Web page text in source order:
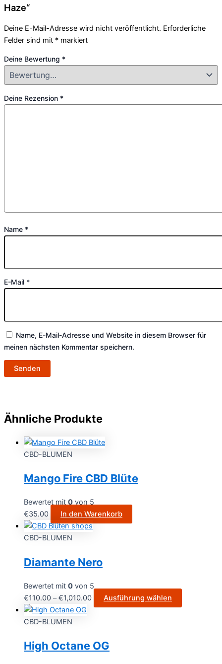
Haze“
Deine E-Mail-Adresse wird nicht veröffentlicht. Erforderliche
Felder sind mit * markiert
Deine Bewertung *
Deine Rezension *
Name *
E-Mail *
Name, E-Mail-Adresse und Website in diesem Browser für
meinen nächsten Kommentar speichern.
Ähnliche Produkte
CBD-BLUMEN
Mango Fire CBD Blüte
Bewertet mit 0 von 5
€35.00 In den Warenkorb
CBD-BLUMEN
Diamante Nero
Bewertet mit 0 von 5
€110.00 –€1,010.00 Ausführung wählen
CBD-BLUMEN
High Octane OG